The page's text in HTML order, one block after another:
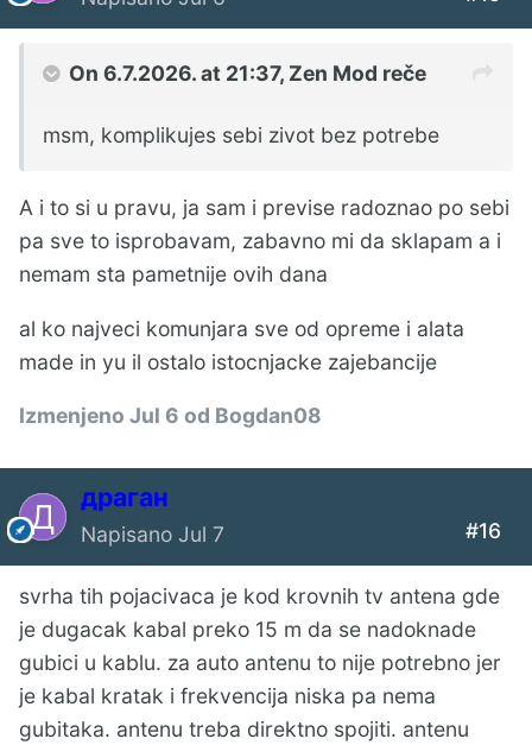
On 6.7.2026. at 21:37, Zen Mod reče
msm, komplikujes sebi zivot bez potrebe
A i to si u pravu, ja sam i previse radoznao po sebi
pa sve to isprobavam, zabavno mi da sklapam a i
nemam sta pametnije ovih dana
al ko najveci komunjara sve od opreme i alata
made in yu il ostalo istocnjacke zajebancije
Izmenjeno Jul 6 od Bogdan08
драган
Napisano Jul 7 #16
svrha tih pojacivaca je kod krovnih tv antena gde
je dugacak kabal preko 15 m da se nadoknade
gubici u kablu. za auto antenu to nije potrebno jer
je kabal kratak i frekvencija niska pa nema
gubitaka. antenu treba direktno spojiti. antenu